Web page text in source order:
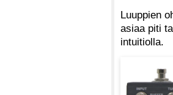
Luuppien
asiaa piti
intuitiolla.